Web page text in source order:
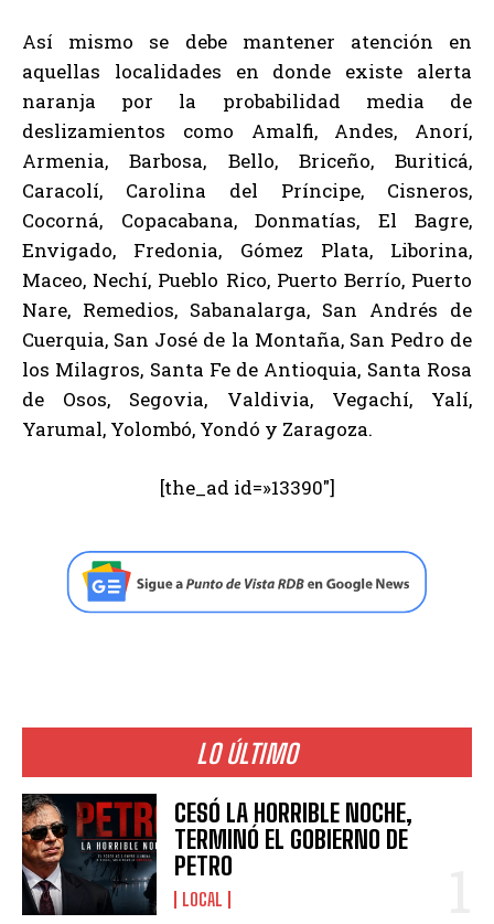
Así mismo se debe mantener atención en
aquellas localidades en donde existe alerta
naranja por la probabilidad media de
deslizamientos como Amalfi, Andes, Anorí,
Armenia, Barbosa, Bello, Briceño, Buriticá,
Caracolí, Carolina del Príncipe, Cisneros,
Cocorná, Copacabana, Donmatías, El Bagre,
Envigado, Fredonia, Gómez Plata, Liborina,
Maceo, Nechí, Pueblo Rico, Puerto Berrío, Puerto
Nare, Remedios, Sabanalarga, San Andrés de
Cuerquia, San José de la Montaña, San Pedro de
los Milagros, Santa Fe de Antioquia, Santa Rosa
de Osos, Segovia, Valdivia, Vegachí, Yalí,
Yarumal, Yolombó, Yondó y Zaragoza.
[the_ad id=»13390″]
LO ÚLTIMO
CESÓ LA HORRIBLE NOCHE,
TERMINÓ EL GOBIERNO DE
PETRO
LOCAL